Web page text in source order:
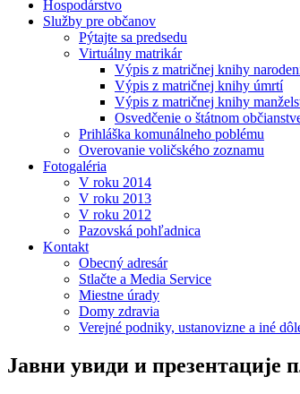
Hospodárstvo
Služby pre občanov
Pýtajte sa predsedu
Virtuálny matrikár
Výpis z matričnej knihy
Výpis z matričnej knihy úmrtí
Výpis z matričnej knihy
Osvedčenie o štátnom
Prihláška komunálneho poblému
Overovanie voličského zoznamu
Fotogaléria
V roku 2014
V roku 2013
V roku 2012
Pazovská pohľadnica
Kontakt
Obecný adresár
Stlačte a Media Service
Miestne úrady
Domy zdravia
Verejné podniky, ustanovizne a iné
Јавни увиди и презентације